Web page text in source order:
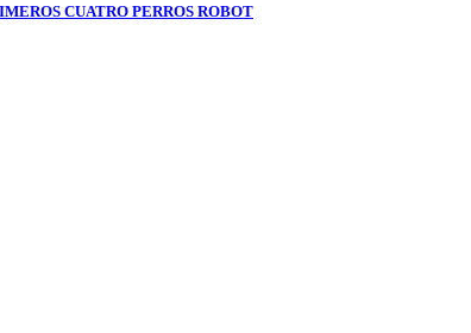
CUATRO PERROS ROBOT